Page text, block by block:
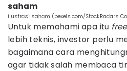
saham
ilustrasi saham (pexels.com/StockRadars
Untuk memahami apa itu
lebih teknis, investor perlu
bagaimana cara
agar tidak salah membaca